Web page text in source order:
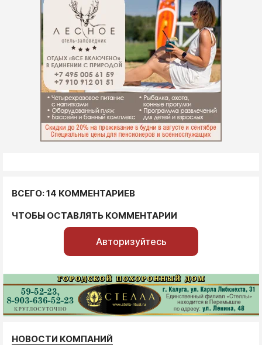
ВСЕГО: 14 КОММЕНТАРИЕВ
ЧТОБЫ ОСТАВЛЯТЬ КОММЕНТАРИИ
Авторизуйтесь
НОВОСТИ КОМПАНИЙ